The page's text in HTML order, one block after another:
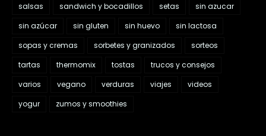
salsas
sandwich y bocadillos setas
sin azucar
sin azúcar
sin gluten sin huevo
sin lactosa
sopas y cremas
sorbetes y granizados
sorteos
tartas
thermomix tostas
trucos y consejos
varios
vegano verduras viajes
videos
yogur
zumos y smoothies